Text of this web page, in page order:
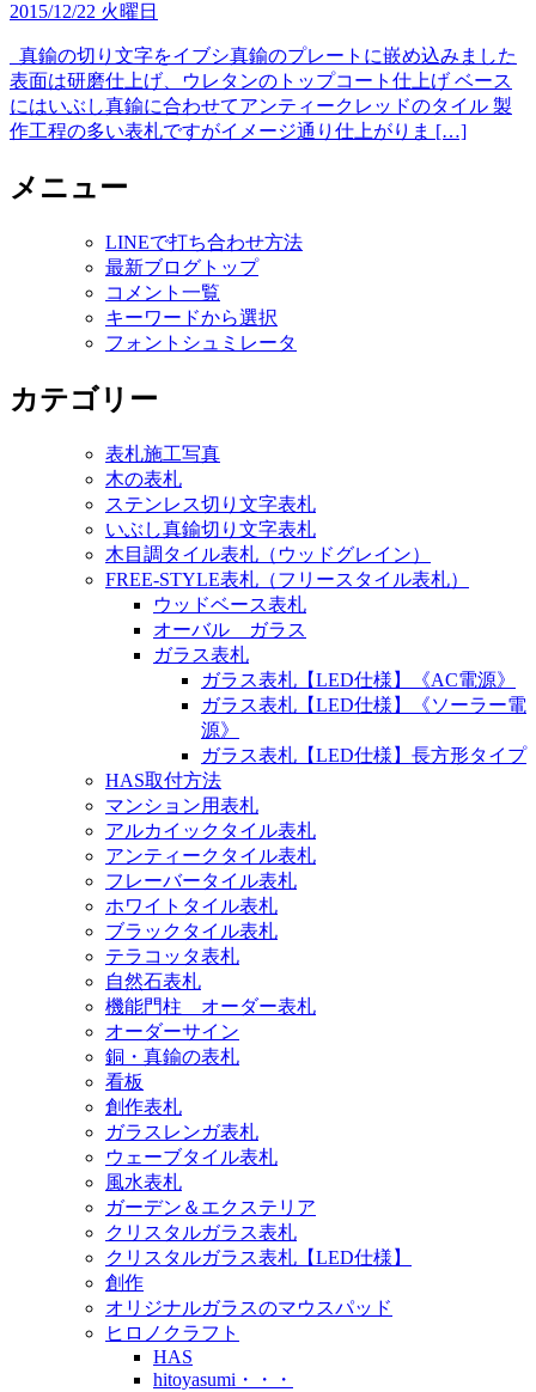
2015/12/22 火曜日
真鍮の切り文字をイブシ真鍮のプレートに嵌め込みました
表面は研磨仕上げ、ウレタンのトップコート仕上げ ベース
にはいぶし真鍮に合わせてアンティークレッドのタイル 製
作工程の多い表札ですがイメージ通り仕上がりま […]
メニュー
LINEで打ち合わせ方法
最新ブログトップ
コメント一覧
キーワードから選択
フォントシュミレータ
カテゴリー
表札施工写真
木の表札
ステンレス切り文字表札
いぶし真鍮切り文字表札
木目調タイル表札（ウッドグレイン）
FREE-STYLE表札（フリースタイル表札）
ウッドベース表札
オーバル ガラス
ガラス表札
ガラス表札【LED仕様】《AC電源》
ガラス表札【LED仕様】《ソーラー電
源》
ガラス表札【LED仕様】長方形タイプ
HAS取付方法
マンション用表札
アルカイックタイル表札
アンティークタイル表札
フレーバータイル表札
ホワイトタイル表札
ブラックタイル表札
テラコッタ表札
自然石表札
機能門柱 オーダー表札
オーダーサイン
銅・真鍮の表札
看板
創作表札
ガラスレンガ表札
ウェーブタイル表札
風水表札
ガーデン＆エクステリア
クリスタルガラス表札
クリスタルガラス表札【LED仕様】
創作
オリジナルガラスのマウスパッド
ヒロノクラフト
HAS
hitoyasumi・・・